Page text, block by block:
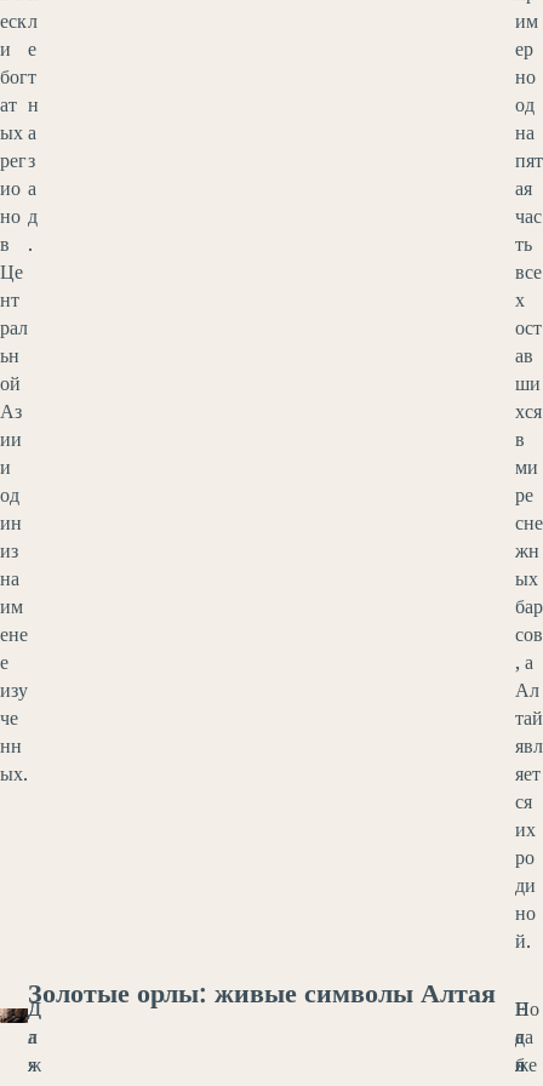
еск
и
бог
ат
ых
рег
ио
но
в
Це
нт
рал
ьн
ой
Аз
ии
и
од
ин
из
на
им
ене
е
изу
че
нн
ых.
л
е
т
н
а
з
а
д
.
им
ер
но
од
на
пят
ая
час
ть
все
х
ост
ав
ши
хся
в
ми
ре
сне
жн
ых
бар
сов
, а
Ал
тай
явл
яет
ся
их
ро
ди
но
й.
Д
а
ж
Д
л
я
Золотые орлы: живые символы Алтая
Е
с
л
Н
а
б
Но
да
же